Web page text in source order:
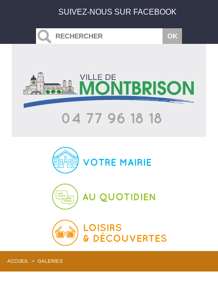
SUIVEZ-NOUS SUR FACEBOOK
ACCUEIL > GALERIES